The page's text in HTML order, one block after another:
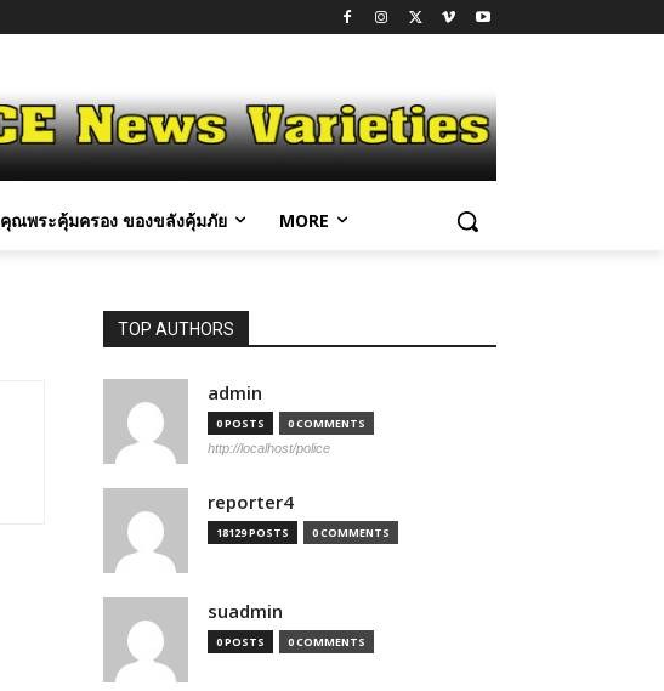
คุณพระคุ้มครอง ของขลังคุ้มภัย MORE
TOP AUTHORS
admin
0 POSTS 0 COMMENTS
http://localhost/police
reporter4
18129 POSTS 0 COMMENTS
suadmin
0 POSTS 0 COMMENTS